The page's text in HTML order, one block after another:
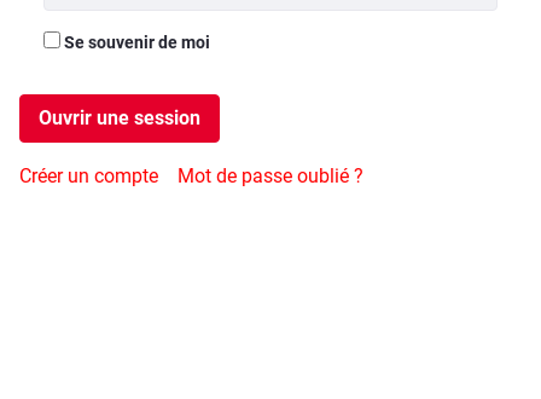
Se souvenir de moi
Ouvrir une session
Créer un compte Mot de passe oublié ?